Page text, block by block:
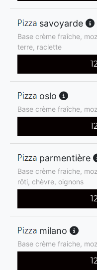
savoyarde
Base crème fraîche,
terre, raclette
oslo
Base crème fraîche,
parmentière
Base crème fraiche,
rôti, chèvre, oignons
milano
Base crème fraiche,